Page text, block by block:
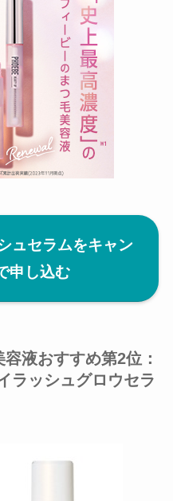
ュセラムをキャン
申し込む
液おすすめ第2位：
ラッシュグロウセラ